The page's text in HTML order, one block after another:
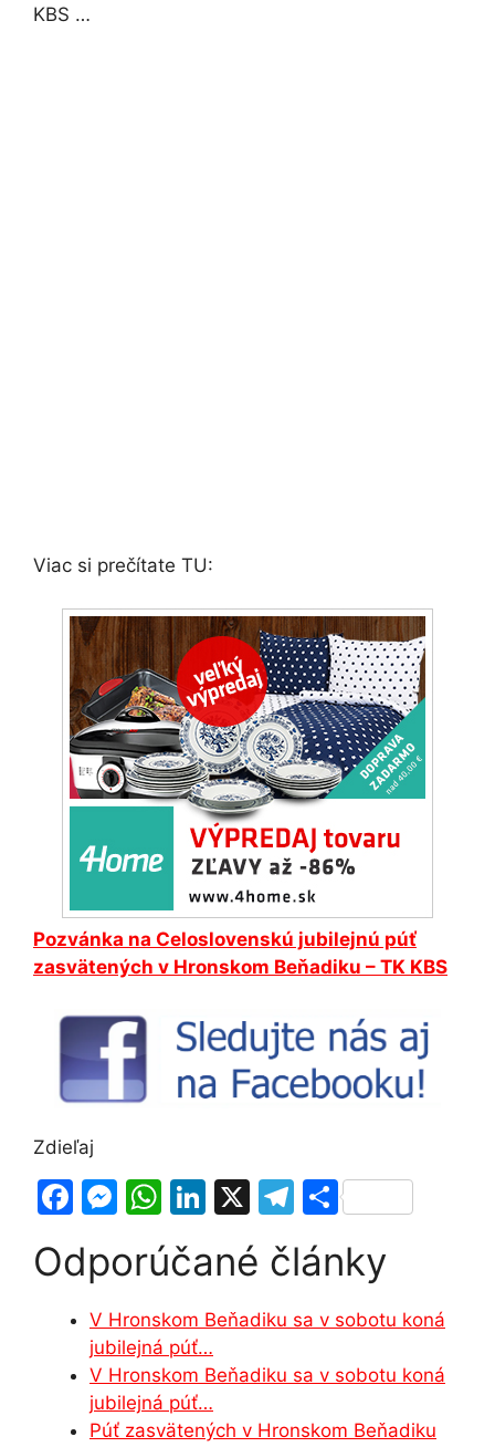
KBS …
Viac si prečítate TU:
Pozvánka na Celoslovenskú jubilejnú púť
zasvätených v Hronskom Beňadiku – TK KBS
Zdieľaj
F
c
e
b
o
o
M
s
s
e
n
g
W
at
s
A
p
p
Li
k
e
dI
n
X
T
e
a
m
S
ar
e
Odporúčané články
V Hronskom Beňadiku sa v sobotu koná
jubilejná púť…
V Hronskom Beňadiku sa v sobotu koná
jubilejná púť…
Púť zasvätených v Hronskom Beňadiku